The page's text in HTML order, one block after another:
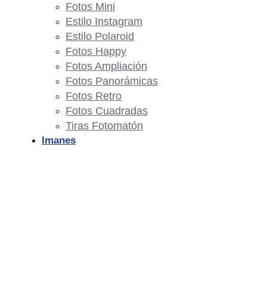
Fotos Mini
Estilo Instagram
Estilo Polaroid
Fotos Happy
Fotos Ampliación
Fotos Panorámicas
Fotos Retro
Fotos Cuadradas
Tiras Fotomatón
Imanes